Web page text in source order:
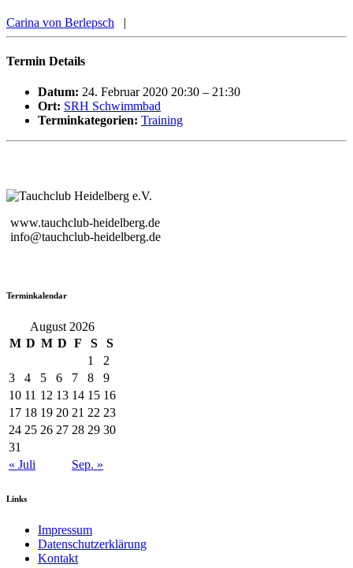
Carina von Berlepsch |
Termin Details
Datum: 24. Februar 2020 20:30 – 21:30
Ort: SRH Schwimmbad
Terminkategorien: Training
www.tauchclub-heidelberg.de
info@tauchclub-heidelberg.de
Terminkalendar
August 2026
M D M D F S
S
1
2
3
4 5 6 7 8
9
10 11 12 13 14 15 16
17 18 19 20 21 22 23
24 25 26 27 28 29 30
31
« Juli
Sep. »
Links
Impressum
Datenschutzerklärung
Kontakt